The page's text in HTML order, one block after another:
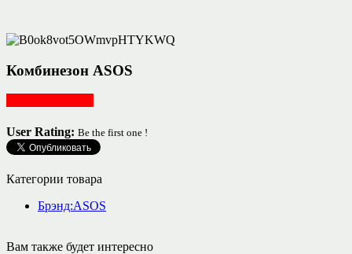
Комбинезон ASOS
User Rating: Be the first one !
Категории товара
Брэнд:ASOS
Вам также будет интересно